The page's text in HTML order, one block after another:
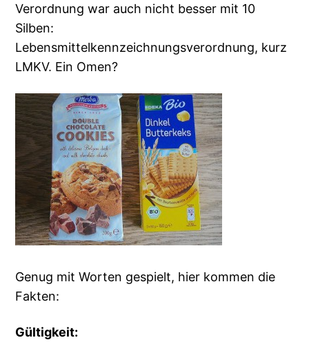
Verordnung war auch nicht besser mit 10
Silben:
Lebensmittelkennzeichnungsverordnung, kurz
LMKV. Ein Omen?
Genug mit Worten gespielt, hier kommen die
Fakten:
Gültigkeit: